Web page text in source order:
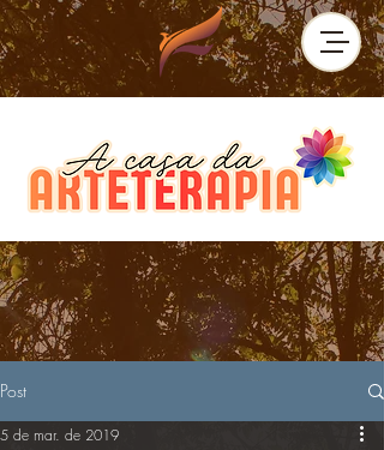
Post
5 de mar. de 2019